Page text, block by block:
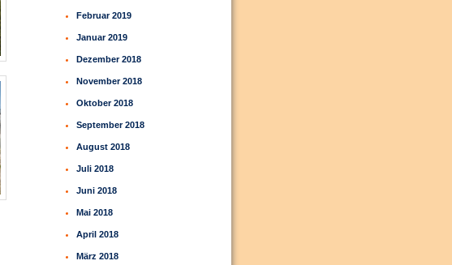
Februar 2019
Januar 2019
Dezember 2018
November 2018
Oktober 2018
September 2018
August 2018
Juli 2018
Juni 2018
Mai 2018
April 2018
März 2018